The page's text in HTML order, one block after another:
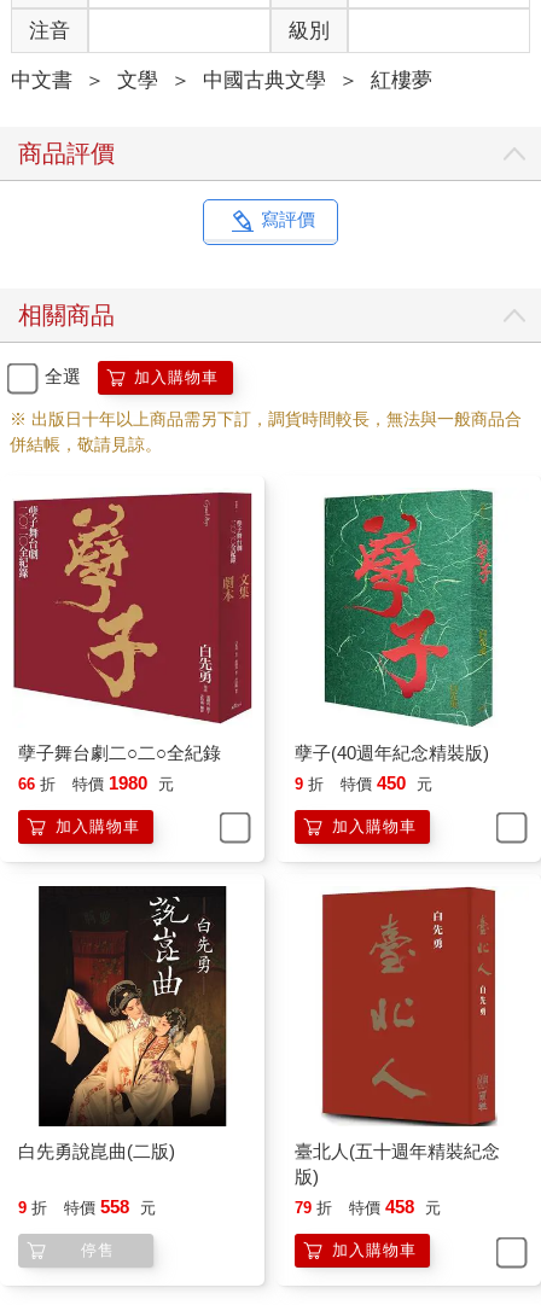
注音 級別
中文書 ＞ 文學 ＞ 中國古典文學 ＞ 紅樓夢
商品評價
寫評價
相關商品
全選 加入購物車
※ 出版日十年以上商品需另下訂，調貨時間較長，無法與一般商品合
併結帳，敬請見諒。
孽子舞台劇二○二○全紀錄
66 折 特價 1980 元
加入購物車
孽子(40週年紀念精裝版)
9 折 特價 450 元
加入購物車
白先勇說崑曲(二版)
9 折 特價 558 元
停售
臺北人(五十週年精裝紀念
版)
79 折 特價 458 元
加入購物車